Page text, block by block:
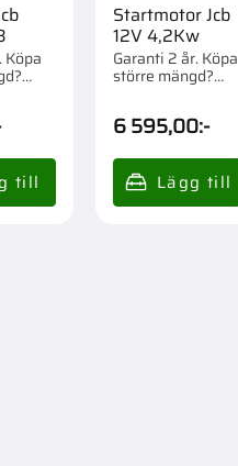
Köpa
Startmotor Jcb
12V 4,2Kw
Garanti 2 år. Köpa
större mängd?
6 595,00:-